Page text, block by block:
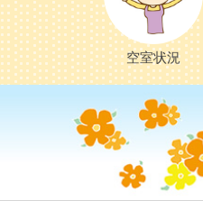
空室状況